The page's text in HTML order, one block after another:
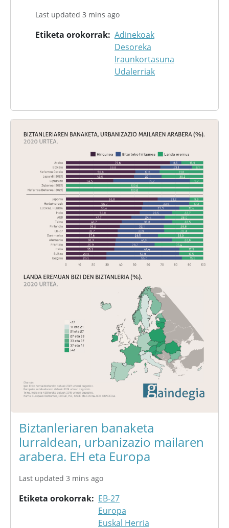
Last updated 3 mins ago
Etiketa orokorrak Adinekoak
Desoreka
Iraunkortasuna
Udalerriak
Biztanleriaren banaketa
lurraldean, urbanizazio mailaren
arabera. EH eta Europa
Last updated 3 mins ago
Etiketa orokorrak
EB-27
Europa
Euskal Herria